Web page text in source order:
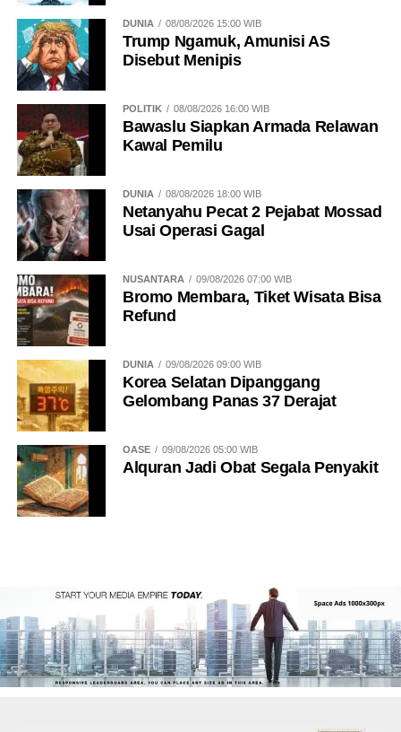
DUNIA 08/08/2026 15:00 WIB
Trump Ngamuk, Amunisi AS
Disebut Menipis
POLITIK 08/08/2026 16:00 WIB
Bawaslu Siapkan Armada Relawan
Kawal Pemilu
DUNIA 08/08/2026 18:00 WIB
Netanyahu Pecat 2 Pejabat Mossad
Usai Operasi Gagal
NUSANTARA 09/08/2026 07:00 WIB
Bromo Membara, Tiket Wisata Bisa
Refund
DUNIA 09/08/2026 09:00 WIB
Korea Selatan Dipanggang
Gelombang Panas 37 Derajat
OASE 09/08/2026 05:00 WIB
Alquran Jadi Obat Segala Penyakit